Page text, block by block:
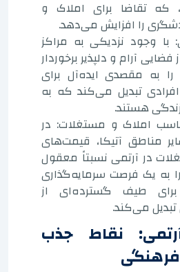
تقاضا برای املاک و
را افزایش می‌دهد.
با وجود نزدیکی به مراکز
فضایی آرام و دلپذیر برخوردار
به مقصدی ایده‌آل برای
تبدیل می‌کند که به
هستند.
املاک و مستغلات: در
مناطق آتیکا، قیمت‌های
در آرتمی نسبتاً معقول
به یک فرصت سرمایه‌گذاری
طیف گسترده‌ای از
تبدیل می‌کند.
نقاط جذب